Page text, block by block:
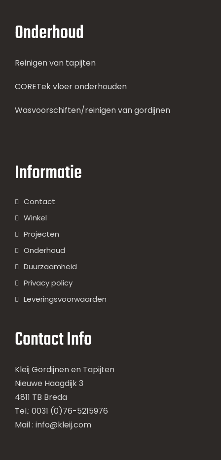
Onderhoud
Reinigen van tapijten
CORETek vloer onderhouden
Wasvoorschiften/reinigen van gordijnen
Informatie
Contact
Winkel
Projecten
Onderhoud
Duurzaamheid
Privacy policy
Leveringsvoorwaarden
Contact Info
Kleij Gordijnen en Tapijten
Nieuwe Haagdijk 3
4811 TB Breda
Tel.: 0031 (0)76-5215976
Mail : info@kleij.com